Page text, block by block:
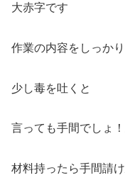
大赤字です
作業の内容をしっか
少し毒を吐くと
言っても手間でしょ
材料持ったら手間請